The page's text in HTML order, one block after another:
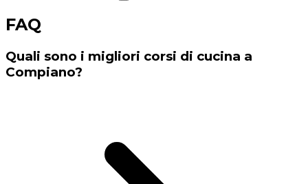
FAQ
Quali sono i migliori corsi di cucina a
Compiano?